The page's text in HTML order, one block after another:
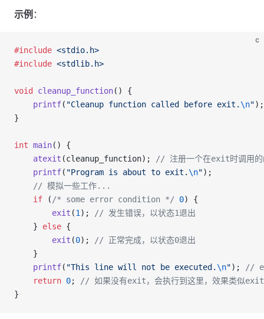
示例 ：
c
#include <stdio.h>
#include <stdlib.h>
void cleanup_function() {
    printf
( "Cleanup function called before exit.\n");
}
int main() {
    atexit
(cleanup_function);
// 注册一个在exit时调用的
    printf
( "Program is about to exit.\n");
    // 模拟一些工作...
    if
( /* some error condition */ 0) {
        exit
(1 );
// 发生错误，以状态1退出
    }
else {
        exit
(0);
// 正常完成，以状态0退出
    }
    printf
( "This line will not be executed.\n");
//
    return
0;
// 如果没有exit，会执行到这里，效果类似
}